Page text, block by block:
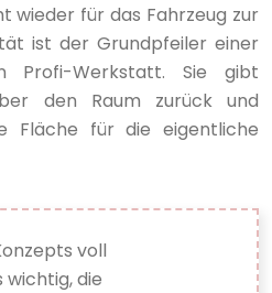
wieder für das Fahrzeug zur
ist der Grundpfeiler einer
Profi-Werkstatt. Sie gibt
den Raum zurück und
Fläche für die eigentliche
voll
wichtig, die